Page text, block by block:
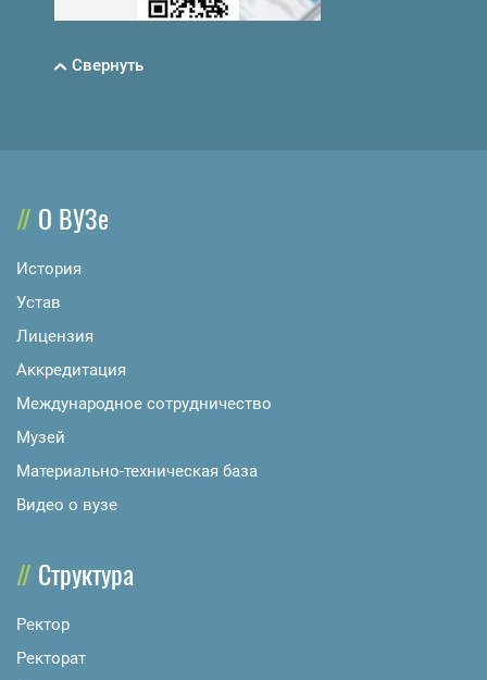
Свернуть
О ВУЗе
История
Устав
Лицензия
Аккредитация
Международное сотрудничество
Музей
Материально-техническая база
Видео о вузе
Структура
Ректор
Ректорат